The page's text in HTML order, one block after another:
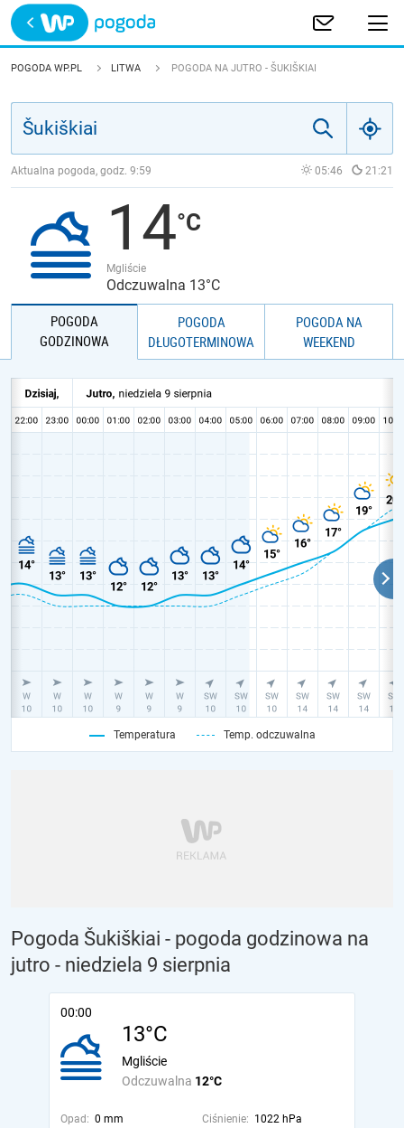
Trwa ładowanie
POLSKA
JAKOŚĆ POWIETRZA
POGODA WP.PL LITWA POGODA NA JUTRO - ŠUKIŠKIAI
Aktualna pogoda, godz. 9:59 05:46 21:21
14
Mgliście
Odczuwalna 13°C
POGODA
GODZINOWA
POGODA
DŁUGOTERMINOWA
POGODA NA
WEEKEND
Temperatura Temp. odczuwalna
Pogoda Šukiškiai - pogoda godzinowa na
jutro - niedziela 9 sierpnia
00:00
13°C
Odczuwalna 12°C
Mgliście
Opad: 0 mm Ciśnienie: 1022 hPa